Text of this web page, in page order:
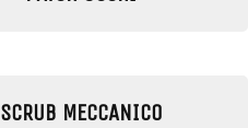
SCRUB MECCANICO